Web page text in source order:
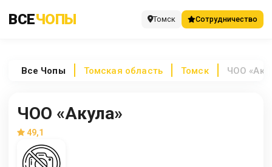
ВСЕЧОПЫ Томск Сотрудничество
Все Чопы Томская область Томск ЧОО
ЧОО «Акула»
49,1